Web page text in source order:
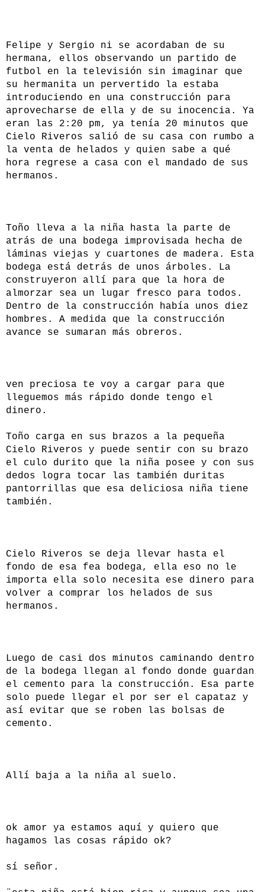
Felipe y Sergio ni se acordaban de su
hermana, ellos observando un partido de
futbol en la televisión sin imaginar que
su hermanita un pervertido la estaba
introduciendo en una construcción para
aprovecharse de ella y de su inocencia. Ya
eran las 2:20 pm, ya tenía 20 minutos que
Cielo Riveros salió de su casa con rumbo a
la venta de helados y quien sabe a qué
hora regrese a casa con el mandado de sus
hermanos.
Toño lleva a la niña hasta la parte de
atrás de una bodega improvisada hecha de
láminas viejas y cuartones de madera. Esta
bodega está detrás de unos árboles. La
construyeron allí para que la hora de
almorzar sea un lugar fresco para todos.
Dentro de la construcción había unos diez
hombres. A medida que la construcción
avance se sumaran más obreros.
ven preciosa te voy a cargar para que
lleguemos más rápido donde tengo el
dinero.
Toño carga en sus brazos a la pequeña
Cielo Riveros y puede sentir con su brazo
el culo durito que la niña posee y con sus
dedos logra tocar las también duritas
pantorrillas que esa deliciosa niña tiene
también.
Cielo Riveros se deja llevar hasta el
fondo de esa fea bodega, ella eso no le
importa ella solo necesita ese dinero para
volver a comprar los helados de sus
hermanos.
Luego de casi dos minutos caminando dentro
de la bodega llegan al fondo donde guardan
el cemento para la construcción. Esa parte
solo puede llegar el por ser el capataz y
así evitar que se roben las bolsas de
cemento.
Allí baja a la niña al suelo.
ok amor ya estamos aquí y quiero que
hagamos las cosas rápido ok?
sí señor.